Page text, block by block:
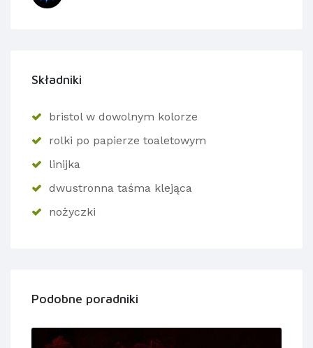
Składniki
bristol w dowolnym kolorze
rolki po papierze toaletowym
linijka
dwustronna taśma klejąca
nożyczki
Podobne poradniki